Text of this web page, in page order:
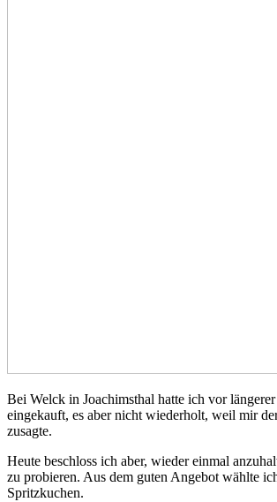
Bei Welck in Joachimsthal hatte ich vor
eingekauft, es aber nicht wiederholt, weil mir
zusagte.
Heute beschloss ich aber, wieder einmal
zu probieren. Aus dem guten Angebot wählte
Spritzkuchen.